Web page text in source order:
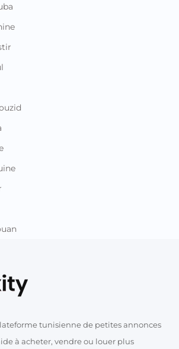
tunisienne de petites annonces
à acheter, vendre ou louer plus